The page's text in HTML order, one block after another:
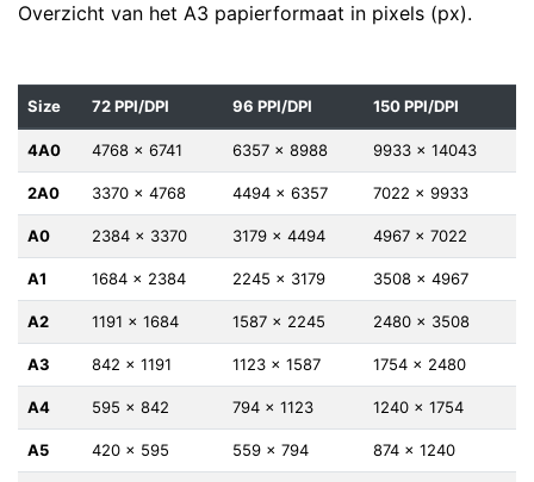
Overzicht van het A3 papierformaat in pixels (px).
Size 72 PPI/DPI 96 PPI/DPI 150 PPI/DPI
4A0 4768 x 6741 6357 x 8988 9933 x 14043
2A0 3370 x 4768 4494 x 6357 7022 x 9933
A0 2384 x 3370 3179 x 4494 4967 x 7022
A1 1684 x 2384 2245 x 3179 3508 x 4967
A2 1191 x 1684 1587 x 2245 2480 x 3508
A3 842 x 1191 1123 x 1587 1754 x 2480
A4 595 x 842 794 x 1123 1240 x 1754
A5 420 x 595 559 x 794 874 x 1240